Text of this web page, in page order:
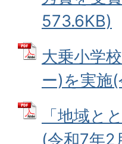
573.6KB)
大乗小学
ー)を実施
「地域と
(令和7年